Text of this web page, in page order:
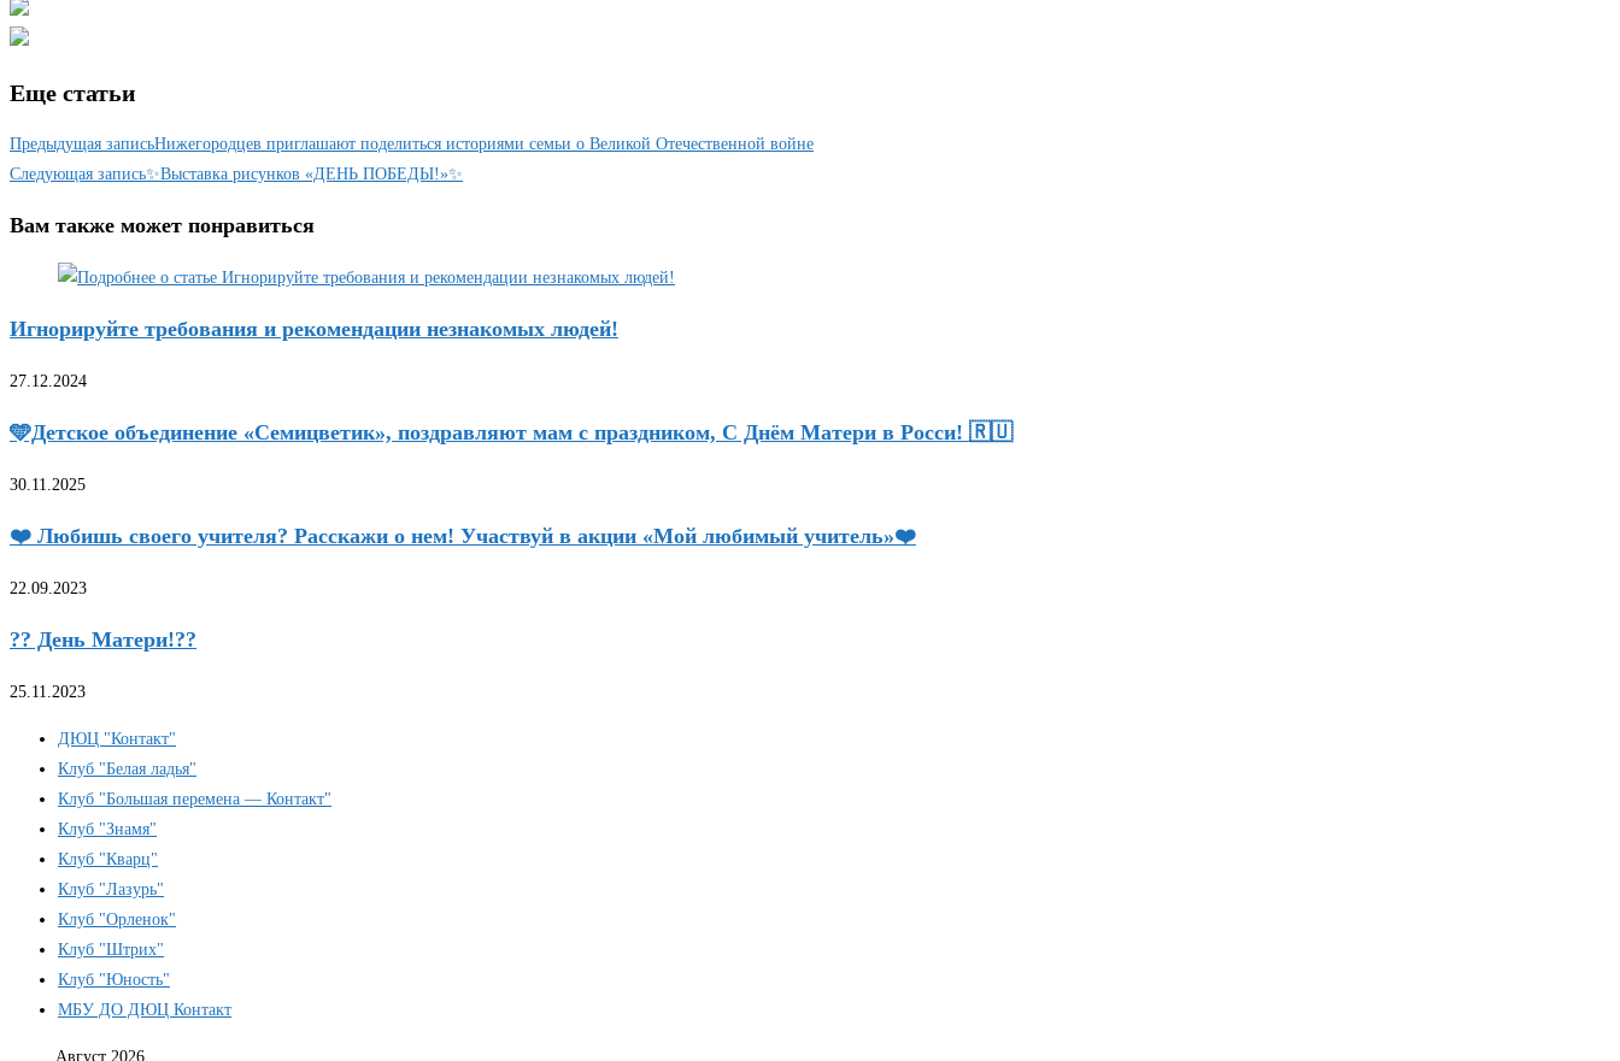
Еще статьи
Предыдущая записьНижегородцев приглашают поделиться историями семьи о Великой Отечественной войне
Следующая запись✨Выставка рисунков «ДЕНЬ ПОБЕДЫ!»✨
Вам также может понравиться
Игнорируйте требования и рекомендации незнакомых людей!
27.12.2024
🩵Детское объединение «Семицветик», поздравляют мам с праздником, С Днём Матери в Росси! 🇷🇺
30.11.2025
❤️ Любишь своего учителя? Расскажи о нем! Участвуй в акции «Мой любимый учитель»❤️
22.09.2023
?? День Матери!??
25.11.2023
ДЮЦ "Контакт"
Клуб "Белая ладья"
Клуб "Большая перемена — Контакт"
Клуб "Знамя"
Клуб "Кварц"
Клуб "Лазурь"
Клуб "Орленок"
Клуб "Штрих"
Клуб "Юность"
МБУ ДО ДЮЦ Контакт
Август 2026